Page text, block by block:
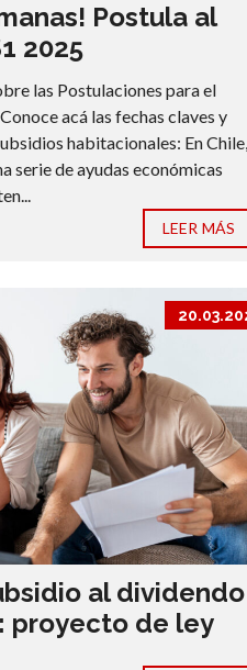
Postula al
2025
las Postulaciones para el
acá las fechas claves y
habitacionales: En Chile,
serie de ayudas económicas
LEER MÁS
al dividendo
proyecto de ley